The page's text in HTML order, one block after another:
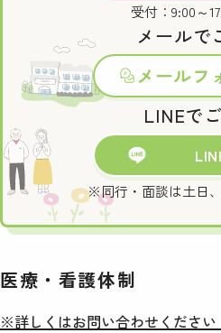
受付：9:00～
メールで
メールフ
LINEで
※同行・面談は土日
医療・看護体制
※詳しくはお問い合わせください